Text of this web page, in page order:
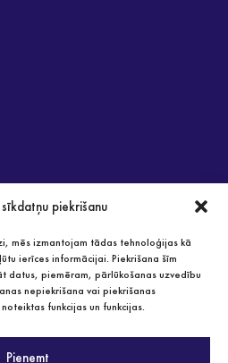
piekrišanu
mēs izmantojam tādas tehnoloģijas kā
ierīces informācijai. Piekrišana šīm
datus, piemēram, pārlūkošanas uzvedību
nepiekrišana vai piekrišanas
funkcijas un funkcijas.
Pieņemt